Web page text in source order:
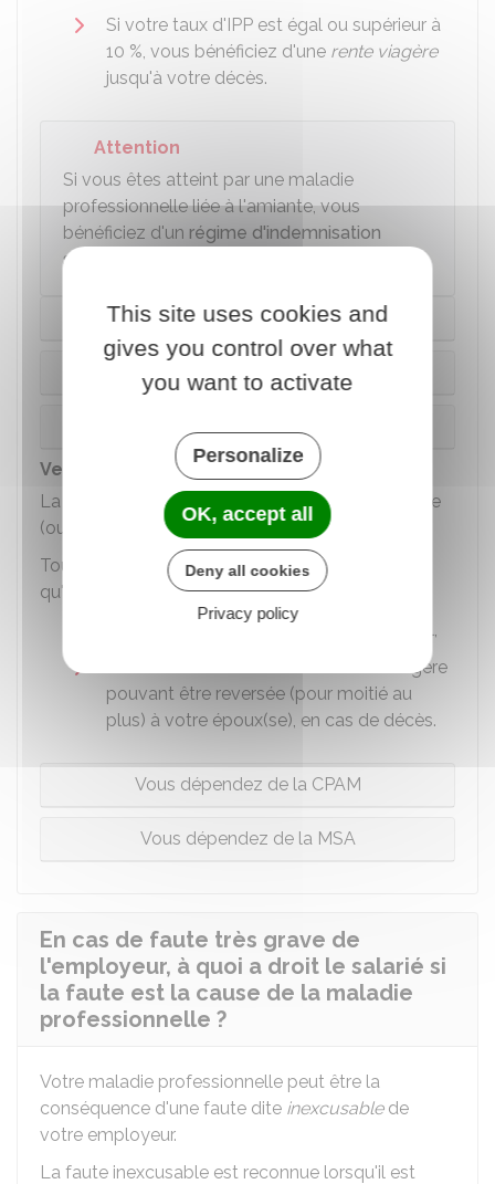
Si votre taux d'IPP est égal ou supérieur à
10 %, vous bénéficiez d'une rente viagère
jusqu'à votre décès.
Attention
Si vous êtes atteint par une maladie
professionnelle liée à l'amiante, vous
bénéficiez d'un régime d'indemnisation
spécifique
Taux d'incapacité inférieur à 10%
Taux d'incapacité entre 10% et 80%
Versement de la rente
La rente d'incapacité est versée chaque trimestre
(ou chaque mois en cas d'IPP d'au moins
Toutefois, vous pouvez demander à la CPAM
qu'une partie de votre rente :
vous soit versée sous forme d'un capital,
et/ou serve à constituer une rente viagère
pouvant être reversée (pour moitié au
plus) à votre époux(se), en cas de décès.
Vous dépendez de la CPAM
Vous dépendez de la MSA
En cas de faute très grave de
l'employeur, à quoi a droit le salarié si
la faute est la cause de la maladie
professionnelle ?
Votre maladie professionnelle peut être la
conséquence d'une faute dite inexcusablede
votre employeur.
La faute inexcusable est reconnue lorsqu'il est
This site uses cookies and
gives you control over what
you want to activate
Personalize
OK, accept all
Deny all cookies
Privacy policy